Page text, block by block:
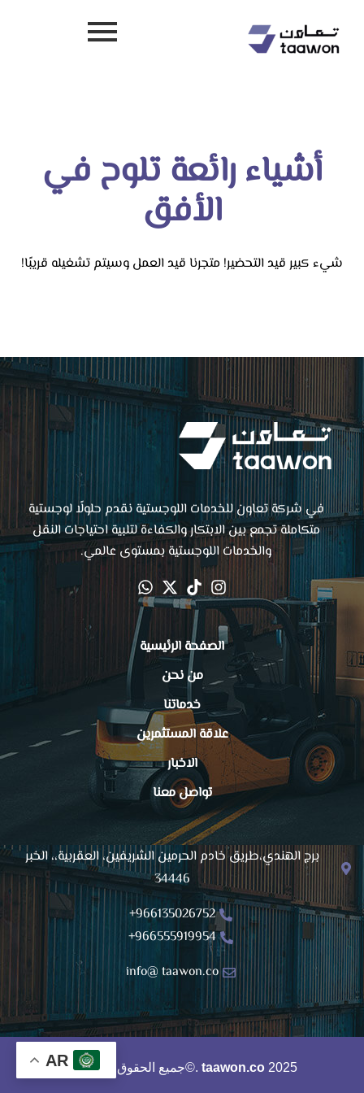
أشياء رائعة تلوح في
الأفق
شيء كبير قيد التحضير! متجرنا قيد العمل وسيتم تشغيله قريبًا!
في شركة تعاون للخدمات اللوجستية نقدم حلولًا لوجستية
متكاملة تجمع بين الابتكار والكفاءة لتلبية احتياجات النقل
والخدمات اللوجستية بمستوى عالمي.
الصفحة الرئيسية
من نحن
خدماتنا
علاقة المستثمرين
الاخبار
تواصل معنا
برج الهندي،طريق خادم الحرمين الشريفين، العقربية،، الخبر
34446
966135026752+
966555919954+
info@ taawon.co
2025
taawon.co .©جميع الحقوق محفوظةAR